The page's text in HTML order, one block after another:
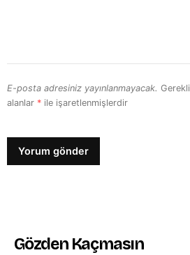
E-posta adresiniz yayınlanmayacak. Gerekli
alanlar * ile işaretlenmişlerdir
Gözden Kaçmasın